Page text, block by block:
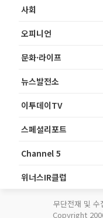
사회
오피니언
문화·라이프
뉴스발전소
이투데이TV
스페셜리포트
Channel 5
위너스IR클럽
무단전재 및 수
Copyright